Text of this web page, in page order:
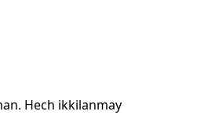
Hech ikkilanmay